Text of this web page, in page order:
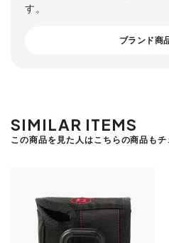
す。
ブランド商
SIMILAR ITEMS
この商品を見た人はこちらの商品も